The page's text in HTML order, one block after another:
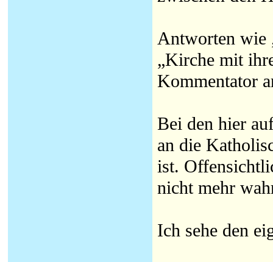
Antworten wie
„Kirche mit
Kommentator
Bei den hier
an die
ist.
nicht mehr
Ich sehe den